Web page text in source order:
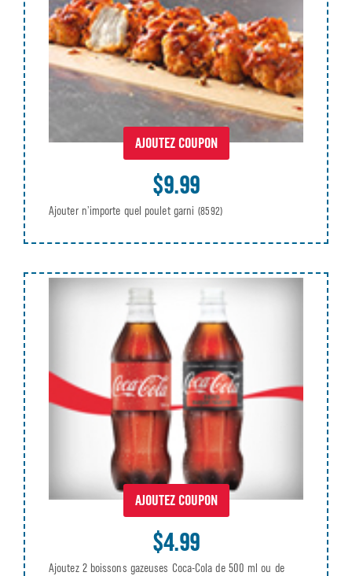
AJOUTEZ COUPON
$9.99
Ajouter n’importe quel poulet garni (8592)
AJOUTEZ COUPON
$4.99
Ajoutez 2 boissons gazeuses Coca-Cola de 500 ml ou de